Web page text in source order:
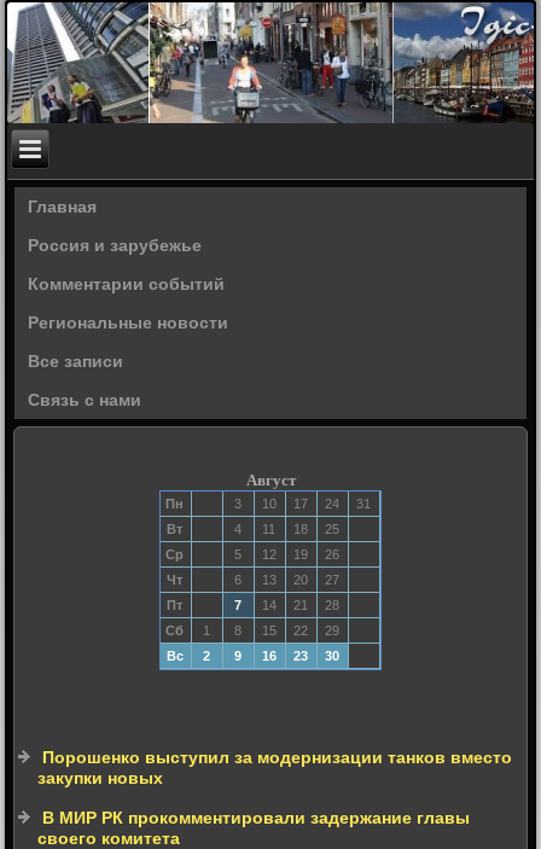
Главная
Россия и зарубежье
Комментарии событий
Региональные новости
Все записи
Связь с нами
Август
Пн 3 10 17 24
31
Вт
4 11 18
25
Ср
5 12 19
26
Чт
6 13 20
27
Пт
7 14 21
28
Сб
1 8 15 22
29
Вс
2 9 16 23 30
Порошенко выступил за модернизации танков вместо
закупки новых
В МИР РК прокомментировали задержание главы
своего комитета